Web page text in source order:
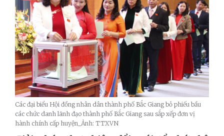
Các đại biểu Hội đồng nhân dân thành phố Bắc Giang bỏ phiếu bầu
các chức danh lãnh đạo thành phố Bắc Giang sau sắp xếp đơn vị
hành chính cấp huyện_Ảnh: TTXVN